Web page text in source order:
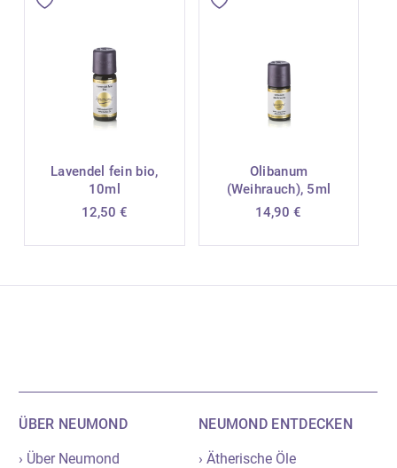
Lavendel fein bio,
10ml
12,50 €
Olibanum
(Weihrauch), 5ml
14,90€
ÜBER NEUMOND
› Über Neumond
NEUMOND ENTDECKEN
› Ätherische Öle